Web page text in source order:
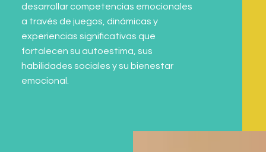
desarrollar competencias emocionales
a través de juegos, dinámicas y
experiencias significativas que
fortalecen su autoestima, sus
habilidades sociales y su bienestar
emocional.